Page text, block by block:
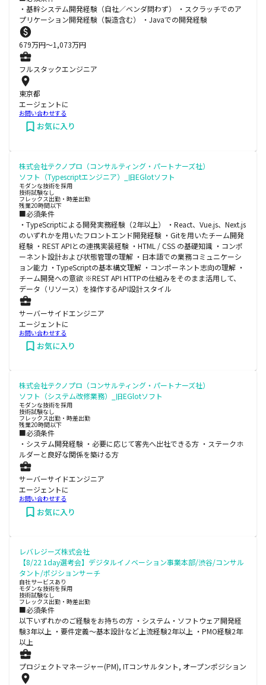
・基幹システム開発経験（自社／ベンダ問わず） ・スクラッチでのア
プリケーション開発経験（製造含む） ・Javaでの開発経験
679万円〜1,073万円
フルスタックエンジニア
東京都
エージェントに
お問い合わせする
お気に入り
株式会社テクノプロ（コンサルティング・パートナーズ社）
ソフト（Typescriptエンジニア）_旧EGlotソフト
モダンな技術を採用
技術試験なし
フレックス出勤・時差出勤
残業20時間以下
■必須条件
・TypeScriptによる開発実務経験（2年以上） ・React、Vue.js、Next.js
のいずれかを用いたフロントエンド開発経験 ・Gitを用いたチーム開発
経験 ・REST APIとの連携実装経験 ・HTML / CSS の基礎知識 ・コンポ
ーネント設計および状態管理の理解 ・日本語での業務コミュニケーシ
ョン能力 ・TypeScriptの基本構文理解 ・コンポーネント志向の理解 ・
チーム開発への意欲 ※REST API HTTPの仕組みをそのまま活用して、
データ（リソース）を操作するAPI設計スタイル
サーバーサイドエンジニア
エージェントに
お問い合わせする
お気に入り
株式会社テクノプロ（コンサルティング・パートナーズ社）
ソフト（システム改修業務）_旧EGlotソフト
モダンな技術を採用
技術試験なし
フレックス出勤・時差出勤
残業20時間以下
■必須条件
・システム開発経験 ・必要に応じて客先へ出社できる方 ・ステークホ
ルダーと良好な関係を築ける方
サーバーサイドエンジニア
エージェントに
お問い合わせする
お気に入り
レバレジーズ株式会社
【8/22 1day選考会】デジタルイノベーション事業本部/渋谷/コンサル
タント/ポジションサーチ
自社サービスあり
モダンな技術を採用
技術試験なし
フレックス出勤・時差出勤
■必須条件
以下いずれかのご経験をお持ちの方 ・システム・ソフトウェア開発経
験3年以上 ・要件定義～基本設計など上流経験2年以上 ・PMO経験2年
以上
プロジェクトマネージャー(PM), ITコンサルタント, オープンポジション